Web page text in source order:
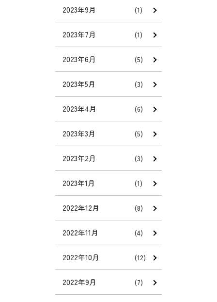
2023年9月 (1)
2023年7月 (1)
2023年6月 (5)
2023年5月 (3)
2023年4月 (6)
2023年3月 (5)
2023年2月 (3)
2023年1月 (1)
2022年12月 (8)
2022年11月 (4)
2022年10月 (12)
2022年9月 (7)